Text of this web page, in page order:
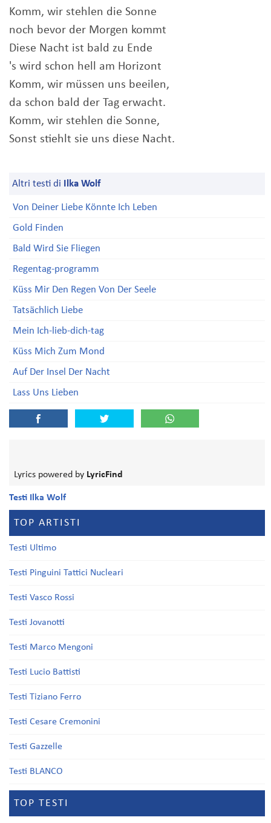
Komm, wir stehlen die Sonne
noch bevor der Morgen kommt
Diese Nacht ist bald zu Ende
's wird schon hell am Horizont
Komm, wir müssen uns beeilen,
da schon bald der Tag erwacht.
Komm, wir stehlen die Sonne,
Sonst stiehlt sie uns diese Nacht.
Altri testi di Ilka Wolf
Von Deiner Liebe Könnte Ich Leben
Gold Finden
Bald Wird Sie Fliegen
Regentag-programm
Küss Mir Den Regen Von Der Seele
Tatsächlich Liebe
Mein Ich-lieb-dich-tag
Küss Mich Zum Mond
Auf Der Insel Der Nacht
Lass Uns Lieben
Lyrics powered by LyricFind
Testi Ilka Wolf
TOP ARTISTI
Testi Ultimo
Testi Pinguini Tattici Nucleari
Testi Vasco Rossi
Testi Jovanotti
Testi Marco Mengoni
Testi Lucio Battisti
Testi Tiziano Ferro
Testi Cesare Cremonini
Testi Gazzelle
Testi BLANCO
TOP TESTI